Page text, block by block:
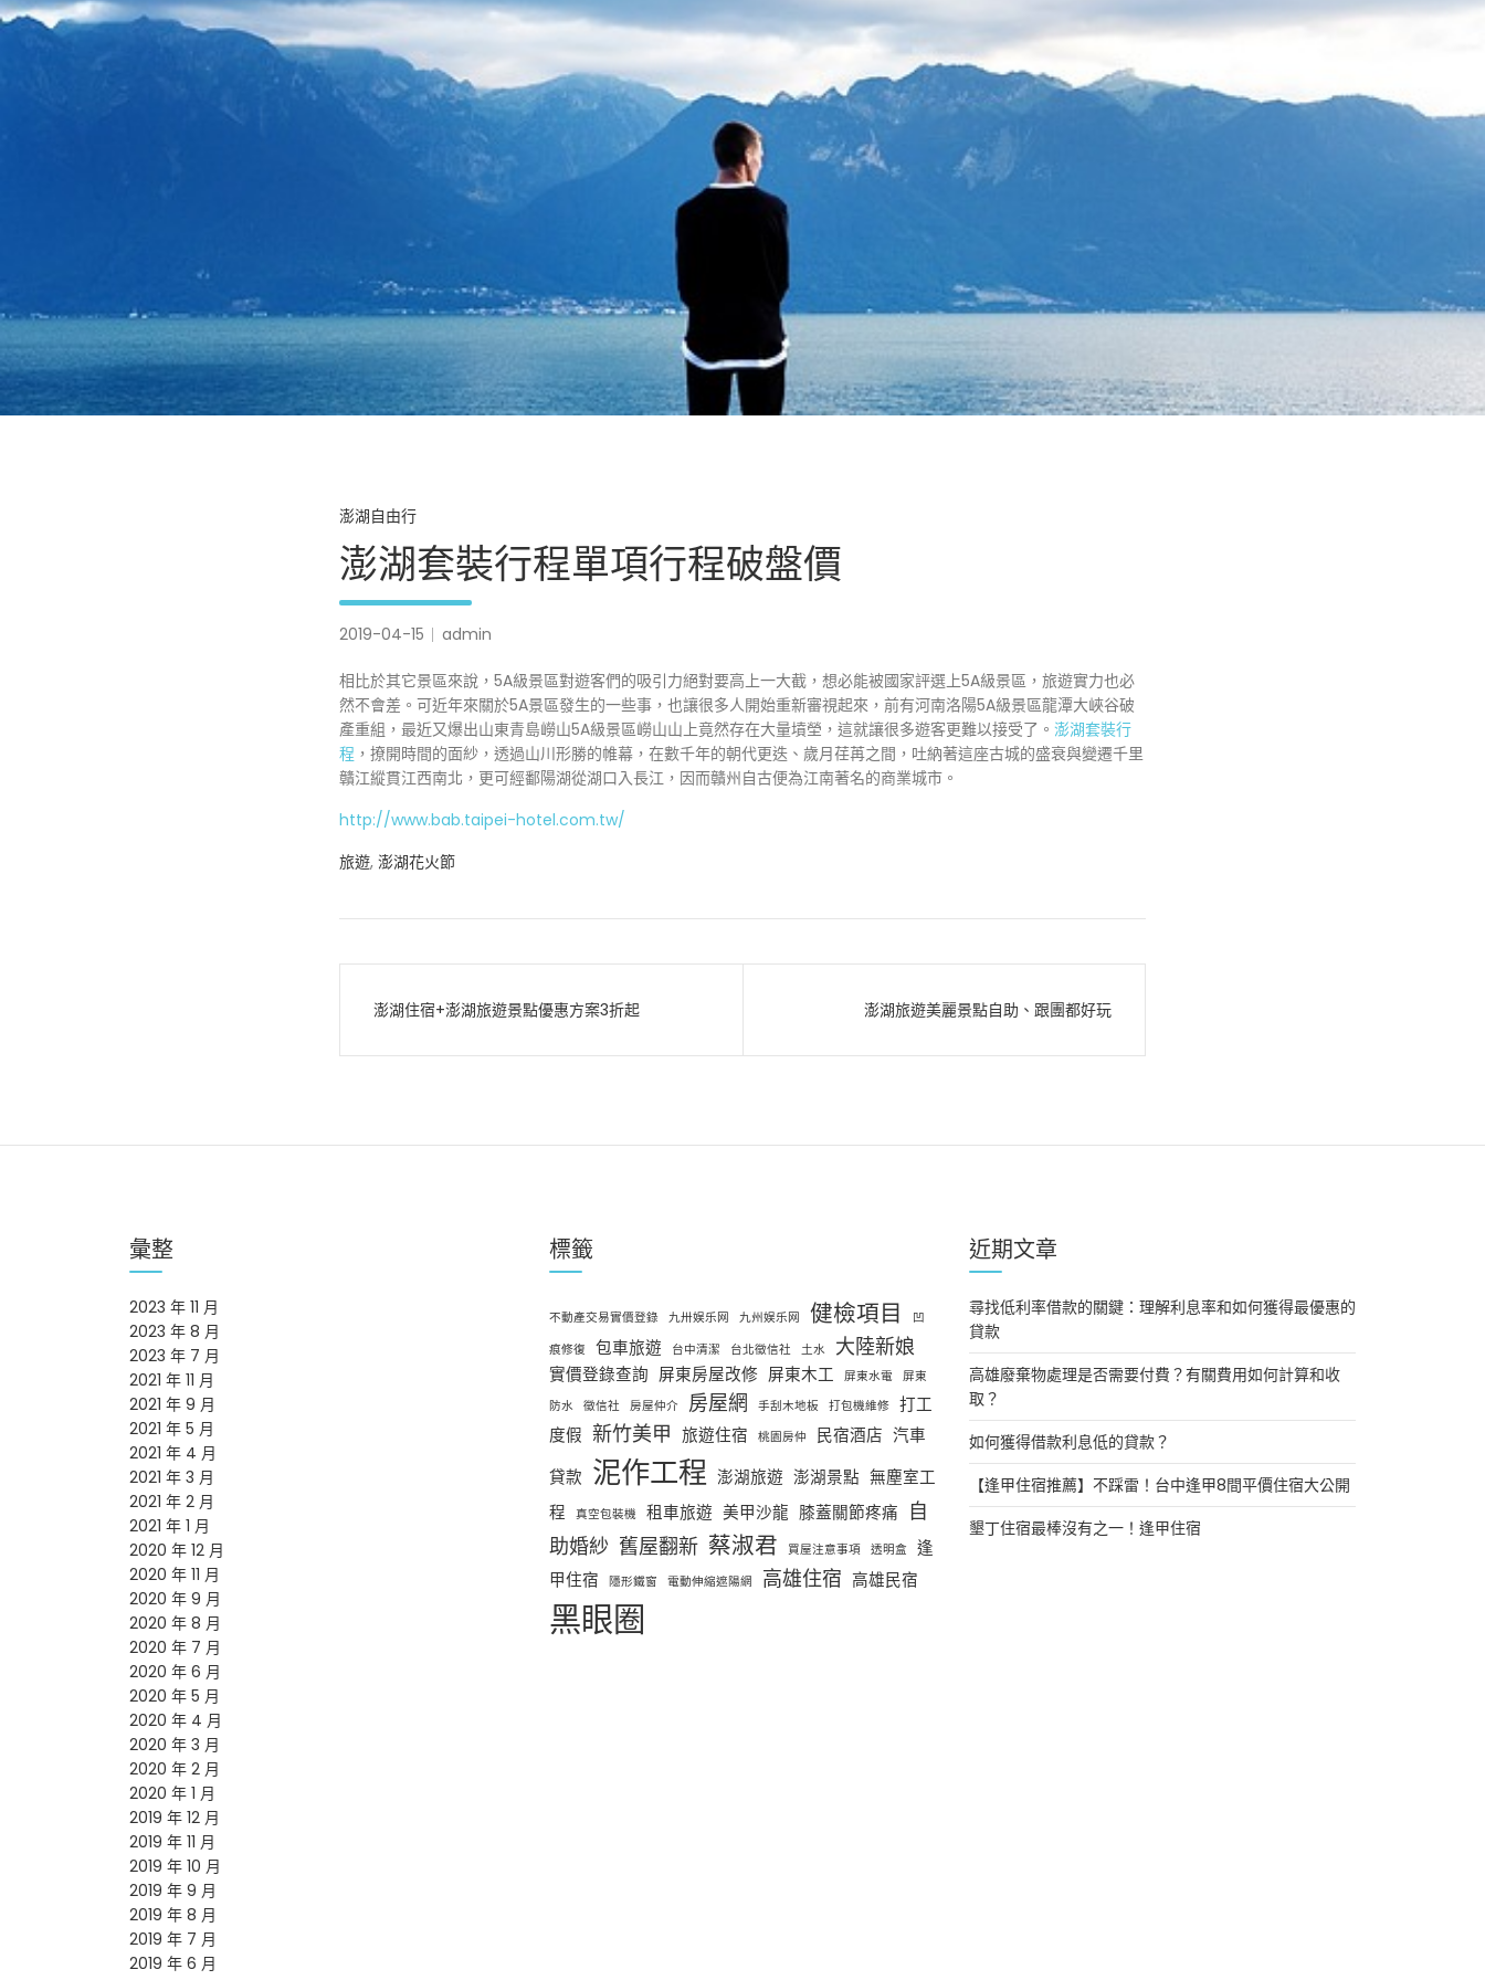
澎湖自由行
澎湖套裝行程單項行程破盤價
2019-04-15 admin
相比於其它景區來說，5A級景區對遊客們的吸引力絕對要高上一大截，想必能被國家評選上5A級景區，旅遊實力也必
然不會差。可近年來關於5A景區發生的一些事，也讓很多人開始重新審視起來，前有河南洛陽5A級景區龍潭大峽谷破
產重組，最近又爆出山東青島嶗山5A級景區嶗山山上竟然存在大量墳塋，這就讓很多遊客更難以接受了。 澎湖套裝行
程 ，撩開時間的面紗，透過山川形勝的帷幕，在數千年的朝代更迭、歲月荏苒之間，吐納著這座古城的盛衰與變遷千里
贛江縱貫江西南北，更可經鄱陽湖從湖口入長江，因而贛州自古便為江南著名的商業城市。
http://www.bab.taipei-hotel.com.tw/
旅遊, 澎湖花火節
澎湖住宿+澎湖旅遊景點優惠方案3折起 澎湖旅遊美麗景點自助、跟團都好玩
彙整
2023 年 11 月
2023 年 8 月
2023 年 7 月
2021 年 11 月
2021 年 9 月
2021 年 5 月
2021 年 4 月
2021 年 3 月
2021 年 2 月
2021 年 1 月
2020 年 12 月
2020 年 11 月
2020 年 9 月
2020 年 8 月
2020 年 7 月
2020 年 6 月
2020 年 5 月
2020 年 4 月
2020 年 3 月
2020 年 2 月
2020 年 1 月
2019 年 12 月
2019 年 11 月
2019 年 10 月
2019 年 9 月
2019 年 8 月
2019 年 7 月
2019 年 6 月
標籤
不動產交易實價登錄 九卅娱乐网 九州娱乐网 健檢項目
凹
痕修復
包車旅遊 台中清潔 台北徵信社 土水 大陸新娘
實價登錄查詢 屏東房屋改修 屏東木工 屏東水電 屏東
防水 徵信社 房屋仲介 房屋網 手刮木地板 打包機維修 打工
度假 新竹美甲 旅遊住宿 桃園房仲 民宿酒店 汽車
貸款 泥作工程 澎湖旅遊 澎湖景點 無塵室工
程
真空包裝機 租車旅遊 美甲沙龍 膝蓋關節疼痛
自
助婚紗 舊屋翻新 蔡淑君 買屋注意事項 透明盒
逢
甲住宿
隱形鐵窗 電動伸縮遮陽網 高雄住宿 高雄民宿
黑眼圈
近期文章
尋找低利率借款的關鍵：理解利息率和如何獲得最優惠的
貸款
高雄廢棄物處理是否需要付費？有關費用如何計算和收
取？
如何獲得借款利息低的貸款？
【逢甲住宿推薦】不踩雷！台中逢甲8間平價住宿大公開
墾丁住宿最棒沒有之一！逢甲住宿